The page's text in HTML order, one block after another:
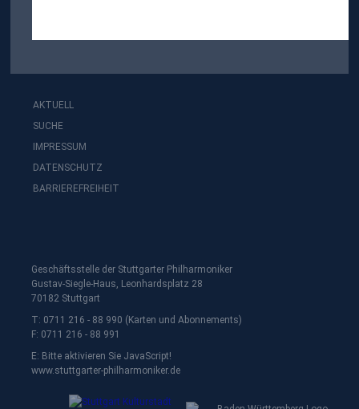
AKTUELL
SUCHE
IMPRESSUM
DATENSCHUTZ
BARRIEREFREIHEIT
Geschäftsstelle der Stuttgarter Philharmoniker
Gustav-Siegle-Haus, Leonhardsplatz 28
70182 Stuttgart
T: 0711 216 - 88 990 (Karten und Abonnements)
F: 0711 216 - 88 991
E: Bitte aktivieren Sie JavaScript!
www.stuttgarter-philharmoniker.de